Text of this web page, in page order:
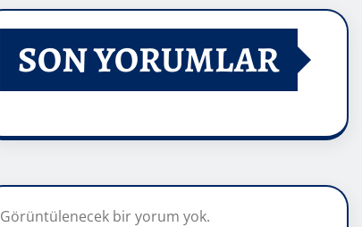
SON YORUMLAR
Görüntülenecek bir yorum yok.